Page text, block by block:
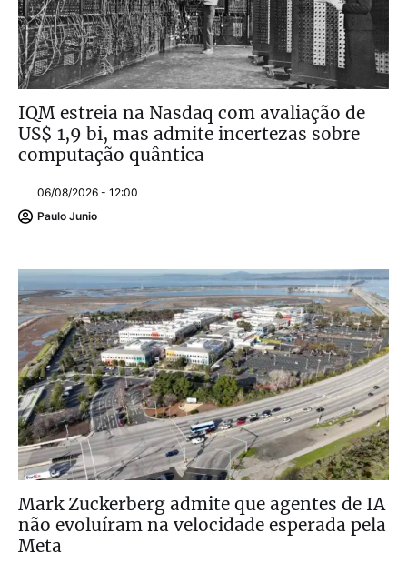
IQM estreia na Nasdaq com avaliação de
US$ 1,9 bi, mas admite incertezas sobre
computação quântica
06/08/2026 - 12:00
Paulo Junio
Mark Zuckerberg admite que agentes de IA
não evoluíram na velocidade esperada pela
Meta